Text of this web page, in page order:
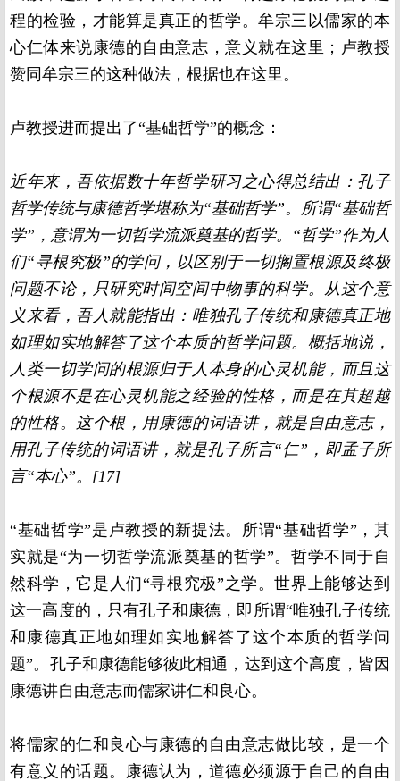
程的检验，才能算是真正的哲学。牟宗三以儒家的本
心仁体来说康德的自由意志，意义就在这里；卢教授
赞同牟宗三的这种做法，根据也在这里。
卢教授进而提出了“基础哲学”的概念：
近年来，吾依据数十年哲学研习之心得总结出：孔子
哲学传统与康德哲学堪称为“基础哲学”。所谓“基础哲
学”，意谓为一切哲学流派奠基的哲学。“哲学”作为人
们“寻根究极”的学问，以区别于一切搁置根源及终极
问题不论，只研究时间空间中物事的科学。从这个意
义来看，吾人就能指出：唯独孔子传统和康德真正地
如理如实地解答了这个本质的哲学问题。概括地说，
人类一切学问的根源归于人本身的心灵机能，而且这
个根源不是在心灵机能之经验的性格，而是在其超越
的性格。这个根，用康德的词语讲，就是自由意志，
用孔子传统的词语讲，就是孔子所言“仁”，即孟子所
言“本心”。[17]
“基础哲学”是卢教授的新提法。所谓“基础哲学”，其
实就是“为一切哲学流派奠基的哲学”。哲学不同于自
然科学，它是人们“寻根究极”之学。世界上能够达到
这一高度的，只有孔子和康德，即所谓“唯独孔子传统
和康德真正地如理如实地解答了这个本质的哲学问
题”。孔子和康德能够彼此相通，达到这个高度，皆因
康德讲自由意志而儒家讲仁和良心。
将儒家的仁和良心与康德的自由意志做比较，是一个
有意义的话题。康德认为，道德必须源于自己的自由